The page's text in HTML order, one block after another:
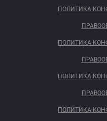
ПОЛИТИКА
ПОЛИТИКА
ПОЛИТИКА
ПОЛИТИКА